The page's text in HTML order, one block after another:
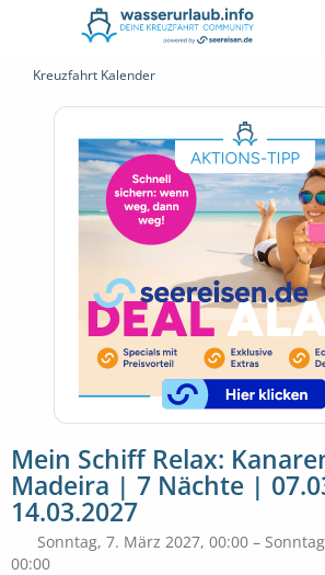
Kreuzfahrt Kalender
Mein Schiff Relax:
Madeira | 7 Nächte |
14.03.2027
Sonntag, 7. März 2027, 00:00 –
00:00